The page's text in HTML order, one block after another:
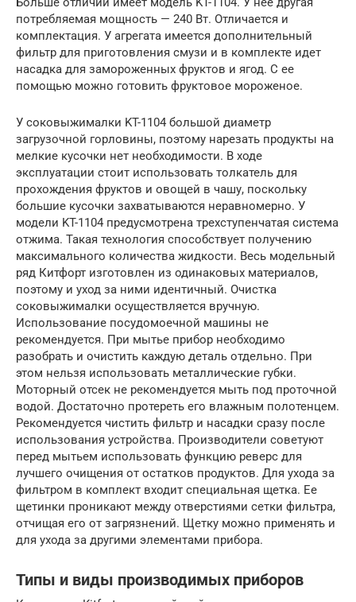
потребляемая мощность — 240 Вт. Отличается и
комплектация. У агрегата имеется дополнительный
фильтр для приготовления смузи и в комплекте идет
насадка для замороженных фруктов и ягод. С ее
помощью можно готовить фруктовое мороженое.
У соковыжималки KT-1104 большой диаметр
загрузочной горловины, поэтому нарезать продукты на
мелкие кусочки нет необходимости. В ходе
эксплуатации стоит использовать толкатель для
прохождения фруктов и овощей в чашу, поскольку
большие кусочки захватываются неравномерно. У
модели KT-1104 предусмотрена трехступенчатая система
отжима. Такая технология способствует получению
максимального количества жидкости. Весь модельный
ряд Китфорт изготовлен из одинаковых материалов,
поэтому и уход за ними идентичный. Очистка
соковыжималки осуществляется вручную.
Использование посудомоечной машины не
рекомендуется. При мытье прибор необходимо
разобрать и очистить каждую деталь отдельно. При
этом нельзя использовать металлические губки.
Моторный отсек не рекомендуется мыть под проточной
водой. Достаточно протереть его влажным полотенцем.
Рекомендуется чистить фильтр и насадки сразу после
использования устройства. Производители советуют
перед мытьем использовать функцию реверс для
лучшего очищения от остатков продуктов. Для ухода за
фильтром в комплект входит специальная щетка. Ее
щетинки проникают между отверстиями сетки фильтра,
отчищая его от загрязнений. Щетку можно применять и
для ухода за другими элементами прибора.
Типы и виды производимых приборов